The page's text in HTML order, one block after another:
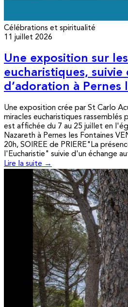
Célébrations et spiritualité
11 juillet 2026
Une exposition sur
eucharistiques, suivie
d’adoration à Pernes
Une exposition crée par St Carlo
miracles eucharistiques rassemblés
est affichée du 7 au 25 juillet en
Nazareth à Pernes les Fontaines
20h, SOIREE de PRIERE"La
l'Eucharistie" suivie d'un échange
Lire la suite →